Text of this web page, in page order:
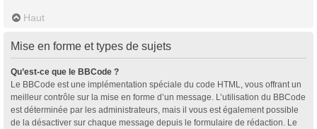
Haut
Mise en forme et types de sujets
Qu’est-ce que le BBCode ?
Le BBCode est une implémentation spéciale du code HTML, vous offrant un
meilleur contrôle sur la mise en forme d’un message. L’utilisation du BBCode
est déterminée par les administrateurs, mais il vous est également possible
de la désactiver sur chaque message depuis le formulaire de rédaction. Le